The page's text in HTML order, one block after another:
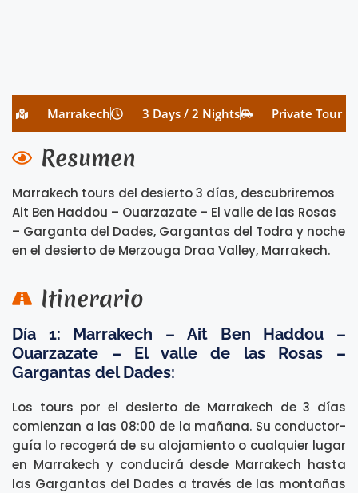
Marrakech 3 Days / 2 Nights Private Tour
Resumen
Marrakech tours del desierto 3 días, descubriremos
Ait Ben Haddou – Ouarzazate – El valle de las Rosas
– Garganta del Dades, Gargantas del Todra y noche
en el desierto de Merzouga Draa Valley, Marrakech.
Itinerario
Día 1: Marrakech – Ait Ben Haddou –
Ouarzazate – El valle de las Rosas –
Gargantas del Dades:
Los tours por el desierto de Marrakech de 3 días
comienzan a las 08:00 de la mañana. Su conductor-
guía lo recogerá de su alojamiento o cualquier lugar
en Marrakech y conducirá desde Marrakech hasta
las Gargantas del Dades a través de las montañas